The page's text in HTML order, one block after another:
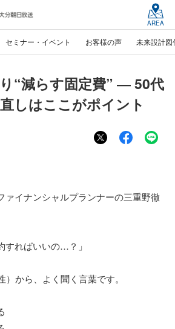
AREA
セミナー・イベント お客様の声 未来設計図
“減らす固定費” ― 50代
しはここがポイント
ァイナンシャルプランナーの三重野徹
すればいいの…？」
から、よく聞く言葉です。